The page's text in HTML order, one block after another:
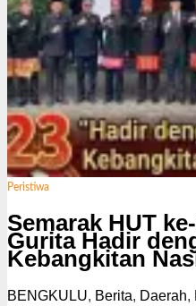
Peristiwa
Semarak HUT
Gurita Hadir
Kebangkitan
BENGKULU, Berita, Daerah,